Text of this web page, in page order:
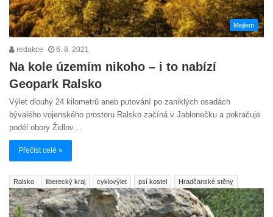
Mejlem
redakce 6. 8. 2021
Na kole územím nikoho – i to nabízí
Geopark Ralsko
Výlet dlouhý 24 kilometrů aneb putování po zaniklých osadách
bývalého vojenského prostoru Ralsko začíná v Jablonečku a pokračuje
podél obory Židlov…
Přečíst celé »
Ralsko liberecký kraj cyklovýlet psí kostel Hradčanské stěny